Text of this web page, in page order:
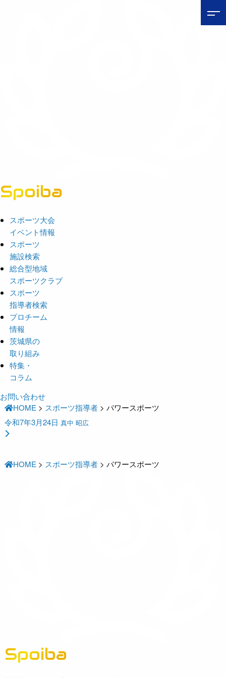
Spoiba
スポーツ大会
イベント情報
スポーツ
施設検索
総合型地域
スポーツクラブ
スポーツ
指導者検索
プロチーム
情報
茨城県の
取り組み
特集・
コラム
お問い合わせ
HOME > スポーツ指導者 >パワースポーツ
令和7年3月24日 真中 昭広
HOME > スポーツ指導者 >パワースポーツ
Spoiba